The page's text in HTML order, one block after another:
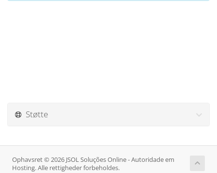
Støtte
Ophavsret © 2026 JSOL Soluções Online - Autoridade em
Hosting. Alle rettigheder forbeholdes.